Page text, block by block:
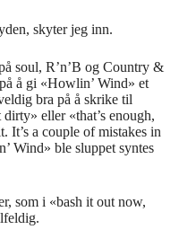
skyter jeg inn.
soul, R’n’B og Country &
å gi «Howlin’ Wind» et
bra på å skrike til
eller «that’s enough,
It’s a couple of mistakes in
Wind» ble sluppet syntes
som i «bash it out now,